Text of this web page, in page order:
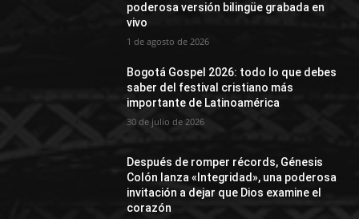
poderosa versión bilingüe grabada en
vivo
1 de agosto de 2026
Bogotá Gospel 2026: todo lo que debes
saber del festival cristiano más
importante de Latinoamérica
30 de julio de 2026
Después de romper récords, Génesis
Colón lanza «Integridad», una poderosa
invitación a dejar que Dios examine el
corazón